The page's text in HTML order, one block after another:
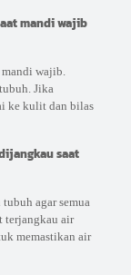
mandi wajib
mandi wajib.
Jika
ke kulit dan bilas
saat
agar semua
terjangkau air
memastikan air